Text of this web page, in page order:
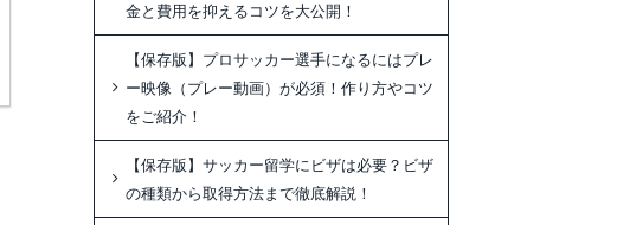
金と費用を抑えるコツを大公開！
【保存版】プロサッカー選手になるにはプレ
ー映像（プレー動画）が必須！作り方やコツ
をご紹介！
【保存版】サッカー留学にビザは必要？ビザ
の種類から取得方法まで徹底解説！